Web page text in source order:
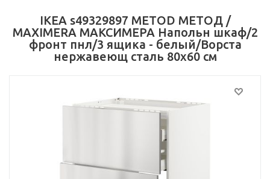
IKEA s49329897 METOD МЕТОД /
MAXIMERA МАКСИМЕРА Напольн шкаф/2
фронт пнл/3 ящика - белый/Ворста
нержавеющ сталь 80x60 см